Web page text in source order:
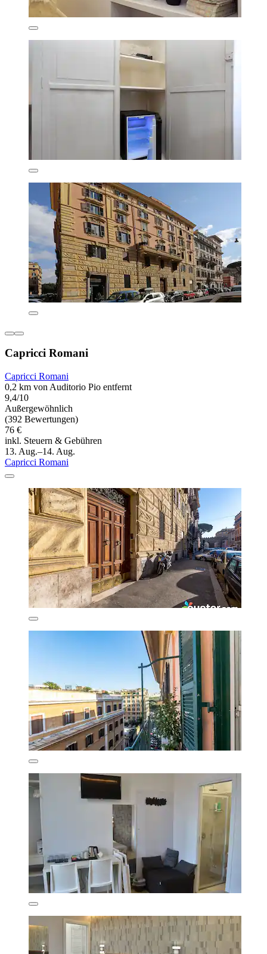
Capricci Romani
Capricci Romani
0,2 km von Auditorio Pio entfernt
9,4/10
Außergewöhnlich
(392 Bewertungen)
76 €
inkl. Steuern & Gebühren
13. Aug.–14. Aug.
Capricci Romani